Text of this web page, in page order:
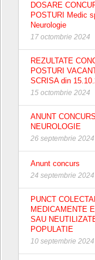
DOSARE
POSTURI Medic
Neurologie
17 octombrie 2024
REZULTATE
POSTURI
SCRISA din
15 octombrie 2024
ANUNT
NEUROLOGIE
26 septembrie 2024
Anunt concurs
24 septembrie 2024
PUNCT
MEDICAMENTE
SAU
POPULATIE
10 septembrie 2024